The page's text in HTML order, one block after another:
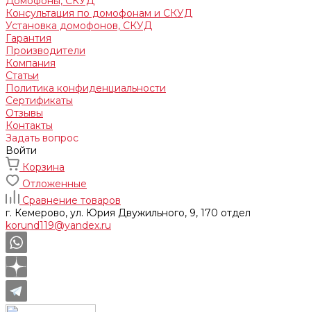
Консультация по домофонам и СКУД
Установка домофонов, СКУД
Гарантия
Производители
Компания
Статьи
Политика конфиденциальности
Сертификаты
Отзывы
Контакты
Задать вопрос
Войти
Корзина
Отложенные
Сравнение товаров
г. Кемерово, ул. Юрия Двужильного, 9, 170 отдел
korund119@yandex.ru